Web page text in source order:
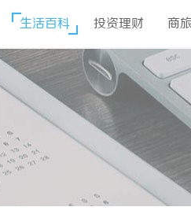
生活百科 投资理财 商